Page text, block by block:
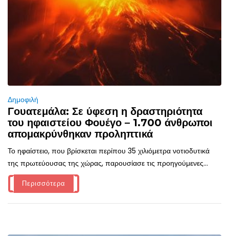
Δημοφιλή
Γουατεμάλα: Σε ύφεση η δραστηριότητα
του ηφαιστείου Φουέγο – 1.700 άνθρωποι
απομακρύνθηκαν προληπτικά
Το ηφαίστειο, που βρίσκεται περίπου 35 χιλιόμετρα νοτιοδυτικά
της πρωτεύουσας της χώρας, παρουσίασε τις προηγούμενες...
Περισσότερα